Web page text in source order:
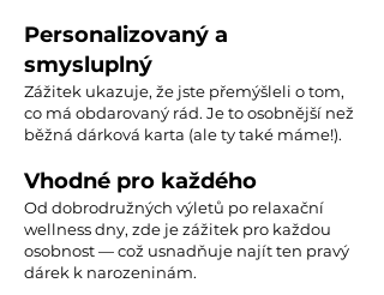
Personalizovaný a
smysluplný
Zážitek ukazuje, že jste přemýšleli o tom,
co má obdarovaný rád. Je to osobnější než
běžná dárková karta (ale ty také máme!).
Vhodné pro každého
Od dobrodružných výletů po relaxační
wellness dny, zde je zážitek pro každou
osobnost — což usnadňuje najít ten pravý
dárek k narozeninám.